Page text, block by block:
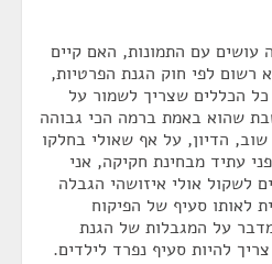
עושים עם התמונות, האם קיים
לפי חוק הגנת הפרטיות,
הכללים שצריך לשמור על
שהוא באמת ברמה הכי גבוהה
הדיון, על אף שאולי בחלקו
עתיד מבחינת חקיקה, אני
לשקול אולי איזושהי הגבלה
לאותו סעיף של הפיקוח
על המגבלות של הגנת
להיות סעיף נפרד לילדים.